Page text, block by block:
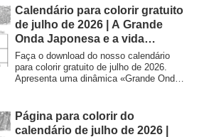
fogos de artifício e sinos de vento. É
perfeita para as férias de verão das
crianças, para exercícios mentais para
idosos e para adultos que gostam de
colorir, seja como atividade de
reabilitação ou como passatempo.
Download gratuito para impressão em
formato A4.
Calendário para colorir gratuito
de julho de 2026 | A Grande
Onda Japonesa e a vida
marinha | Conheça a cultura
japonesa
Faça o download do nosso calendário
para colorir gratuito de julho de 2026.
Apresenta uma dinâmica «Grande Onda»
e todos os interessados na cultura
japonesa e na aprendizagem da língua.
Página para colorir do
calendário de julho de 2026 |